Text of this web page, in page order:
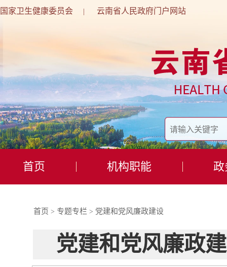
国家卫生健康委员会 云南省人民政府门户网站
首页 机构职能 政
首页 > 专题专栏 > 党建和党风廉政建设
党建和党风廉政